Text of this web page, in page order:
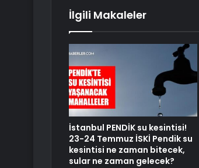
İlgili Makaleler
İstanbul PENDİK su kesintisi!
23-24 Temmuz İSKİ Pendik su
kesintisi ne zaman bitecek,
sular ne zaman gelecek?